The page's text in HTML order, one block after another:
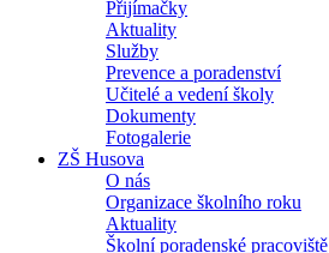
Přijímačky
Aktuality
Služby
Prevence a poradenství
Učitelé a vedení školy
Dokumenty
Fotogalerie
ZŠ Husova
O nás
Organizace školního roku
Aktuality
Školní poradenské pracoviště